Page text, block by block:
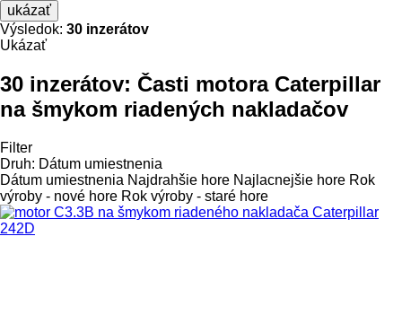
ukázať
Výsledok: 30 inzerátov
Ukázať
30 inzerátov: Časti motora Caterpillar
na šmykom riadených nakladačov
Filter
Druh: Dátum umiestnenia
Dátum umiestnenia Najdrahšie hore Najlacnejšie hore Rok
výroby - nové hore Rok výroby - staré hore